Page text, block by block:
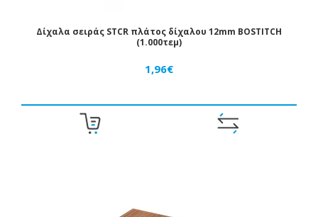
Δίχαλα σειράς STCR πλάτος δίχαλου 12mm BOSTITCH
(1.000τεμ)
1,96€